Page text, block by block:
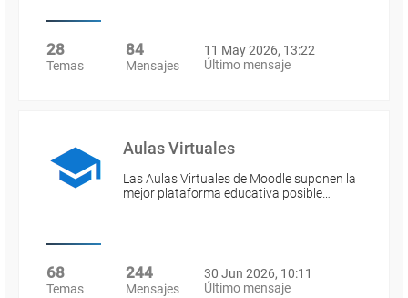
28
Temas
84
Mensajes
11 May 2026, 13:22
Último mensaje
Aulas Virtuales
Las Aulas Virtuales de Moodle suponen la
mejor plataforma educativa posible…
68
Temas
244
Mensajes
30 Jun 2026, 10:11
Último mensaje